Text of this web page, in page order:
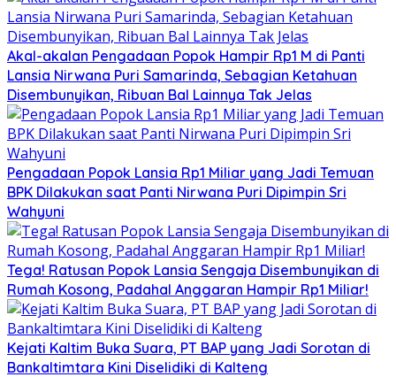
Akal-akalan Pengadaan Popok Hampir Rp1 M di Panti
Lansia Nirwana Puri Samarinda, Sebagian Ketahuan
Disembunyikan, Ribuan Bal Lainnya Tak Jelas
Pengadaan Popok Lansia Rp1 Miliar yang Jadi Temuan
BPK Dilakukan saat Panti Nirwana Puri Dipimpin Sri
Wahyuni
Tega! Ratusan Popok Lansia Sengaja Disembunyikan di
Rumah Kosong, Padahal Anggaran Hampir Rp1 Miliar!
Kejati Kaltim Buka Suara, PT BAP yang Jadi Sorotan di
Bankaltimtara Kini Diselidiki di Kalteng